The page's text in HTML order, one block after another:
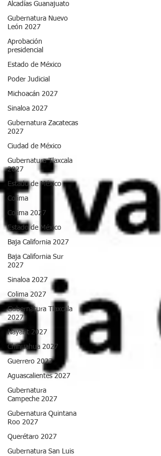
Alcadías Guanajuato
Gubernatura Nuevo
León 2027
Aprobación
presidencial
Estado de México
Poder Judicial
Michoacán 2027
Sinaloa 2027
Gubernatura Zacatecas
2027
Ciudad de México
Gubernatura Tlaxcala
2027
Estado de México
Colima
Colima 2027
Estado de México
Baja California 2027
Baja California Sur
2027
Sinaloa 2027
Colima 2027
Gubernatura Tlaxcala
2027
Nayarit 2027
Chihuahua 2027
Guerrero 2027
Aguascalientes 2027
Gubernatura
Campeche 2027
Gubernatura Quintana
Roo 2027
Querétaro 2027
Gubernatura San Luis